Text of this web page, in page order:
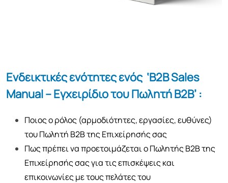
Ενδεικτικές ενότητες ενός ‘B2B Sales
Manual– Εγχειρίδιο του Πωλητή Β2Β’ :
Ποιος ο ρόλος (αρμοδιότητες, εργασίες, ευθύνες)
του Πωλητή Β2Β της Επιχείρησής σας
Πως πρέπει να προετοιμάζεται ο Πωλητής Β2Β της
Επιχείρησής σας για τις επισκέψεις και
επικοινωνίες με τους πελάτες του